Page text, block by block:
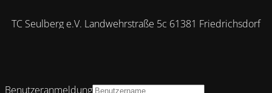
TC Seulberg e.V. Landwehrstraße 5c 61381 Friedrichsdorf
Benutzeranmeldung